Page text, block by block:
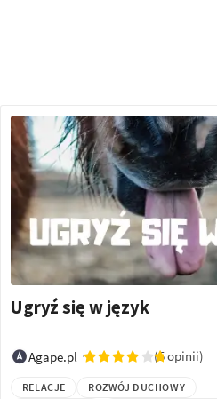
Ugryź się w język
Agape.pl (5 opinii)
RELACJE
ROZWÓJ DUCHOWY